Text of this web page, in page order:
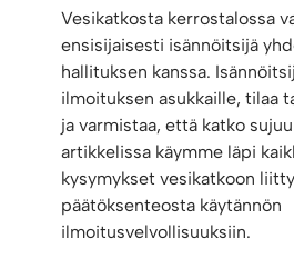
Vesikatkosta kerrostalossa
ensisijaisesti isännöitsijä
hallituksen kanssa.
ilmoituksen asukkaille, tilaa
ja varmistaa, että katko
artikkelissa käymme läpi
kysymykset vesikatkoon
päätöksenteosta käytännön
ilmoitusvelvollisuuksiin.